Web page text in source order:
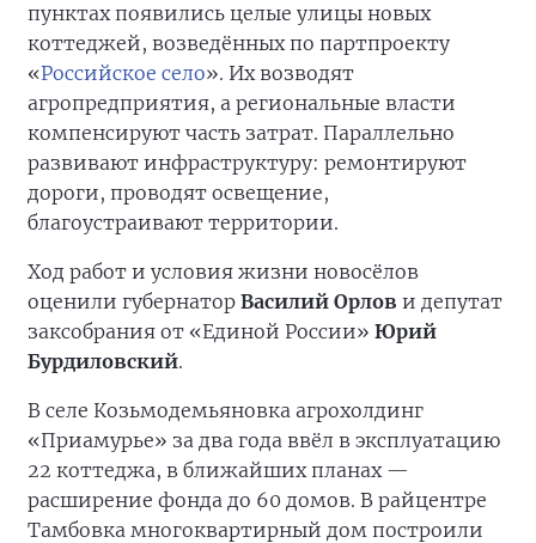
пунктах появились целые улицы новых
коттеджей, возведённых по партпроекту
«Российское село». Их возводят
агропредприятия, а региональные власти
компенсируют часть затрат. Параллельно
развивают инфраструктуру: ремонтируют
дороги, проводят освещение,
благоустраивают территории.
Ход работ и условия жизни новосёлов
оценили губернатор Василий Орлов и депутат
заксобрания от «Единой России» Юрий
Бурдиловский.
В селе Козьмодемьяновка агрохолдинг
«Приамурье» за два года ввёл в эксплуатацию
22 коттеджа, в ближайших планах —
расширение фонда до 60 домов. В райцентре
Тамбовка многоквартирный дом построили